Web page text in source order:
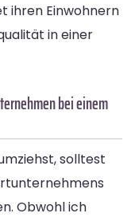
ihren Einwohnern
in einer
bei einem
solltest
Obwohl ich